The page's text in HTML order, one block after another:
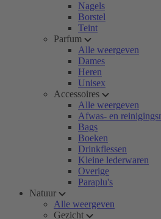
Nagels
Borstel
Teint
Parfum
Alle weergeven
Dames
Heren
Unisex
Accessoires
Alle weergeven
Afwas- en
Bags
Boeken
Drinkflessen
Kleine lederwaren
Overige
Paraplu's
Natuur
Alle weergeven
Gezicht